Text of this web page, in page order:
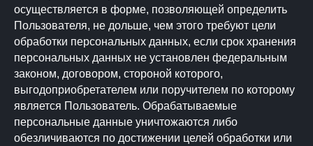
осуществляется в форме, позволяющей определить
Пользователя, не дольше, чем этого требуют цели
обработки персональных данных, если срок хранения
персональных данных не установлен федеральным
законом, договором, стороной которого,
выгодоприобретателем или поручителем по которому
является Пользователь. Обрабатываемые
персональные данные уничтожаются либо
обезличиваются по достижении целей обработки или